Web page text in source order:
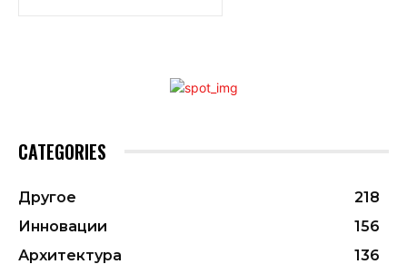
CATEGORIES
Другое
218
Инновации
156
Архитектура
136